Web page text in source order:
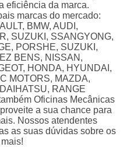
eficiência da marca.
marcas do mercado:
BMW, AUDI,
SUZUKI, SSANGYONG,
PORSHE, SUZUKI,
BENS, NISSAN,
HONDA, HYUNDAI,
MOTORS, MAZDA,
RANGE
Oficinas Mecânicas
a sua chance para
Nossos atendentes
as suas dúvidas sobre os